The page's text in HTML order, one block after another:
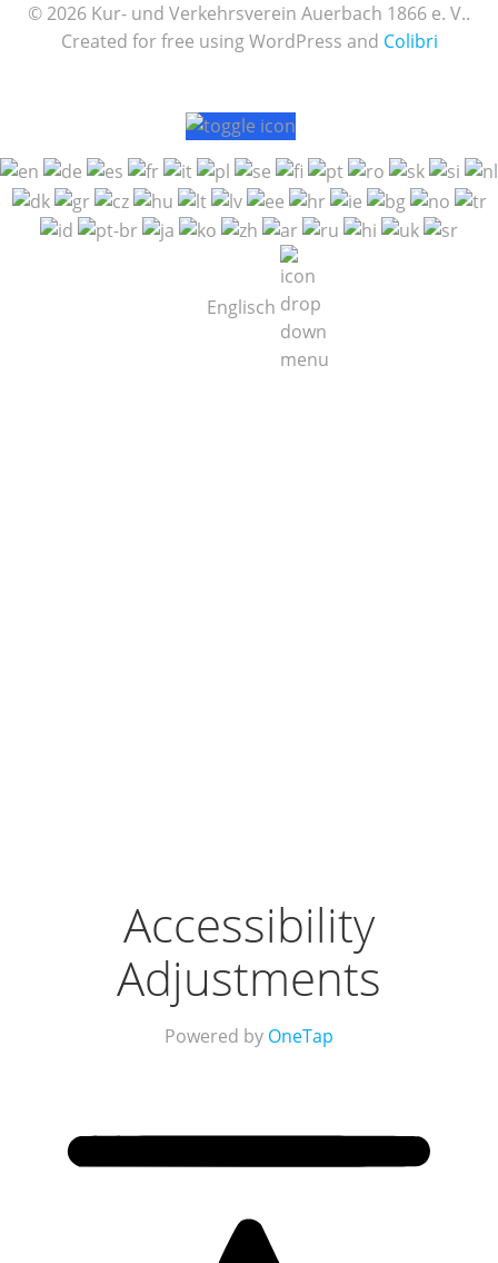
© 2026 Kur- und Verkehrsverein Auerbach 1866 e. V..
Created for free using WordPress and Colibri
Englisch
Accessibility
Adjustments
Powered by OneTap